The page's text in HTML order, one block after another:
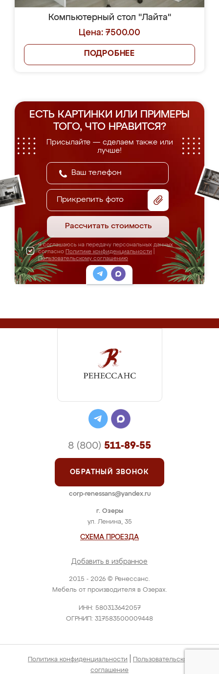
Компьютерный стол "Лайта"
Цена: 7500.00
ПОДРОБНЕЕ
ЕСТЬ КАРТИНКИ ИЛИ ПРИМЕРЫ
ТОГО, ЧТО НРАВИТСЯ?
Присылайте — сделаем также или
лучше!
Прикрепить фото
Рассчитать стоимость
Я соглашаюсь на передачу персональных данных
согласно Политике конфиденциальности
Пользовательскому соглашению
2015 - 2026 © Ренессанс.
Мебель от производителя в Озерах.
ИНН: 580313642057
ОГРНИП: 317583500009448
г. Озеры
ул. Ленина, 35
СХЕМА ПРОЕЗДА
Добавить в избранное
8 (800) 511-89-55
ОБРАТНЫЙ ЗВОНОК
corp-renessans@yandex.ru
Политика конфиденциальности
Пользовательское
соглашение